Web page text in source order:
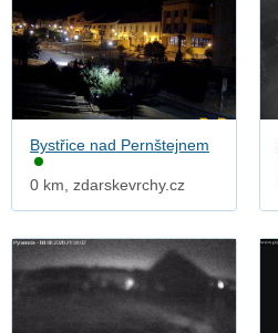
Bystřice nad Pernštejnem
0 km, zdarskevrchy.cz